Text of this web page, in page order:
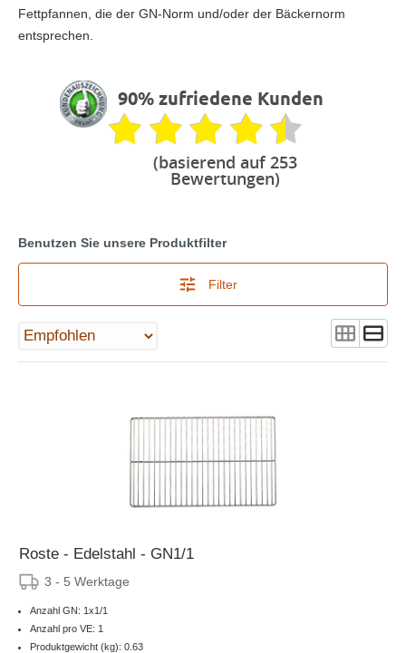
Fettpfannen, die der GN-Norm und/oder der Bäckernorm
entsprechen.
90% zufriedene Kunden
(basierend auf 253
Bewertungen)
Benutzen Sie unsere Produktfilter
Filter
Roste - Edelstahl - GN1/1
3 - 5 Werktage
Anzahl GN: 1x1/1
Anzahl pro VE: 1
Produktgewicht (kg): 0.63